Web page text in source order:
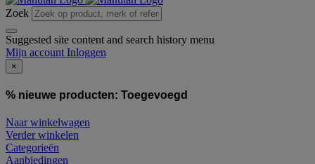
Zoek
Suggested site content and search history menu
Mijn account Inloggen
×
% nieuwe producten: Toegevoegd
Naar winkelwagen
Verder winkelen
Categorieën
Aanbiedingen